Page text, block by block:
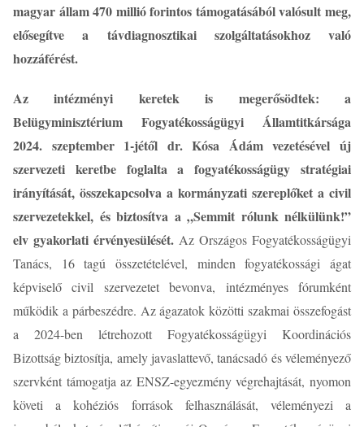
magyar állam 470 millió forintos támogatásából valósult meg,
elősegítve a távdiagnosztikai szolgáltatásokhoz való
hozzáférést.
Az intézményi keretek is megerősödtek: a
Belügyminisztérium Fogyatékosságügyi Államtitkársága
2024. szeptember 1-jétől dr. Kósa Ádám vezetésével új
szervezeti keretbe foglalta a fogyatékosságügy stratégiai
irányítását, összekapcsolva a kormányzati szereplőket a civil
szervezetekkel, és biztosítva a „Semmit rólunk nélkülünk!”
elv gyakorlati érvényesülését. Az Országos Fogyatékosságügyi
Tanács, 16 tagú összetételével, minden fogyatékossági ágat
képviselő civil szervezetet bevonva, intézményes fórumként
működik a párbeszédre. Az ágazatok közötti szakmai összefogást
a 2024-ben létrehozott Fogyatékosságügyi Koordinációs
Bizottság biztosítja, amely javaslattevő, tanácsadó és véleményező
szervként támogatja az ENSZ-egyezmény végrehajtását, nyomon
követi a kohéziós források felhasználását, véleményezi a